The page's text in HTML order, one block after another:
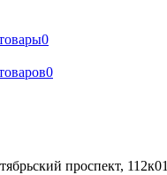
0
0
проспект, 112к01